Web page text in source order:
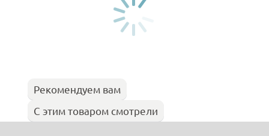
Рекомендуем вам
С этим товаром смотрели